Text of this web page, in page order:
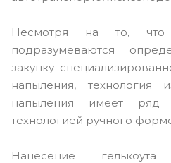
Несмотря на то,
подразумеваются
закупку
напыления, технология
напыления имеет ряд
технологией ручного
Нанесение